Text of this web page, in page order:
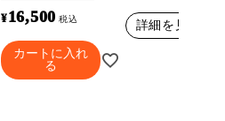
¥16,500 税込
カートに入れ
る
詳細を見る